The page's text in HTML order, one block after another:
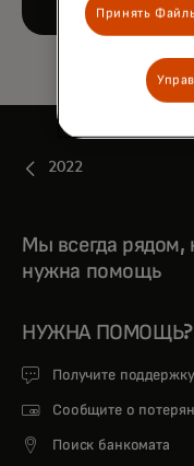
2022
Мы всегда рядом,
нужна помощь
НУЖНА ПОМОЩЬ?
Получите поддержку
Сообщите о
Поиск банкомата
Принять